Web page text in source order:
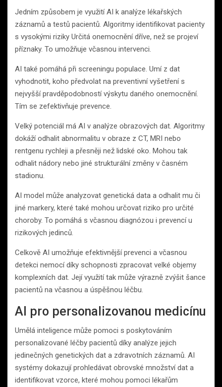
Jedním způsobem je využití AI k analýze lékařských
záznamů a testů pacientů. Algoritmy identifikovat pacienty
s vysokými riziky Určitá onemocnění dříve, než se projeví
příznaky. To umožňuje včasnou intervenci.
AI také pomáhá při screeningu populace. Umí z dat
vyhodnotit, koho předvolat na preventivní vyšetření s
nejvyšší pravděpodobností výskytu daného onemocnění.
Tím se zefektivňuje prevence.
Velký potenciál má AI v analýze obrazových dat. Algoritmy
dokáží odhalit abnormalitu v obraze z CT, MRI nebo
rentgenu rychleji a přesněji než lidské oko. Mohou tak
odhalit nádory nebo jiné strukturální změny v časném
stadionu.
AI model může analyzovat genetická data a odhalit mu či
jiné markery, které také mohou určovat riziko pro určité
choroby. To pomáhá s včasnou diagnózou i prevencí u
rizikových jedinců.
Celkově AI umožňuje efektivnější prevenci a včasnou
detekci nemocí díky schopnosti zpracovat velké objemy
komplexních dat. Její využití tak může výrazně zvýšit šance
pacientů na včasnou a úspěšnou léčbu.
AI pro personalizovanou medicínu
Umělá inteligence může pomoci s poskytováním
personalizované léčby pacientů díky analýze jejich
jedinečných genetických dat a zdravotních záznamů. AI
systémy dokazují prohledávat obrovské množství dat a
identifikovat vzorce, které mohou pomoci lékařům